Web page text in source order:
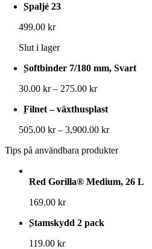
Spaljé 23
499.00kr
Slut i lager
Softbinder 7/180 mm, Svart
30.00kr – 275.00krPrisintervall:
till
Filnet – växthusplast
505.00kr – 3,900.00krPrisintervall:
till
Tips på användbara produkter
Red Gorilla® Medium, 26 L
169.00 kr
Stamskydd 2 pack
119.00 kr